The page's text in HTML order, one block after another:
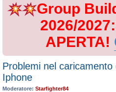
Group
2026/
APERTA!
Problemi nel
Iphone
Moderatore: Starfighter84